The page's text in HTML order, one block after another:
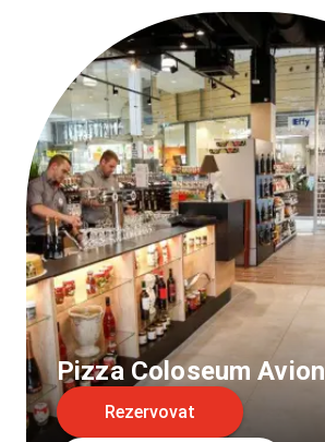
Pizza Coloseum Avion
Rezervovat